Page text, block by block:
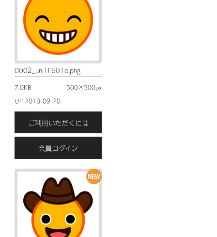
0002_uni1F601e.png
7.0KB
500×500px
UP 2018-09-20
ご利用いただくには
会員ログイン